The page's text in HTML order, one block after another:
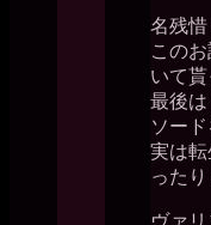
名残
この
いて
最後
ソー
実は
った